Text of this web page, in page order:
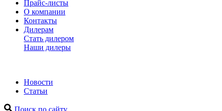
Прайс-листы
О компании
Контакты
Дилерам
Стать дилером
Наши дилеры
Новости
Статьи